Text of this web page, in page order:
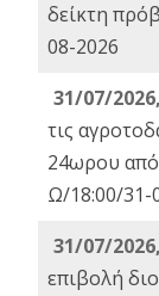
δείκτη
08-2026
31/07/
τις
24ωρου
Ω/18:00/31-
31/07/
επιβολή